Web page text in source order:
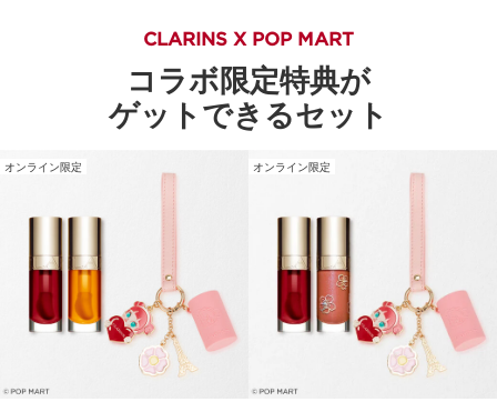
CLARINS X POP MART
コラボ限定特典が
ゲットできるセット
オンライン限定 オンライン限定